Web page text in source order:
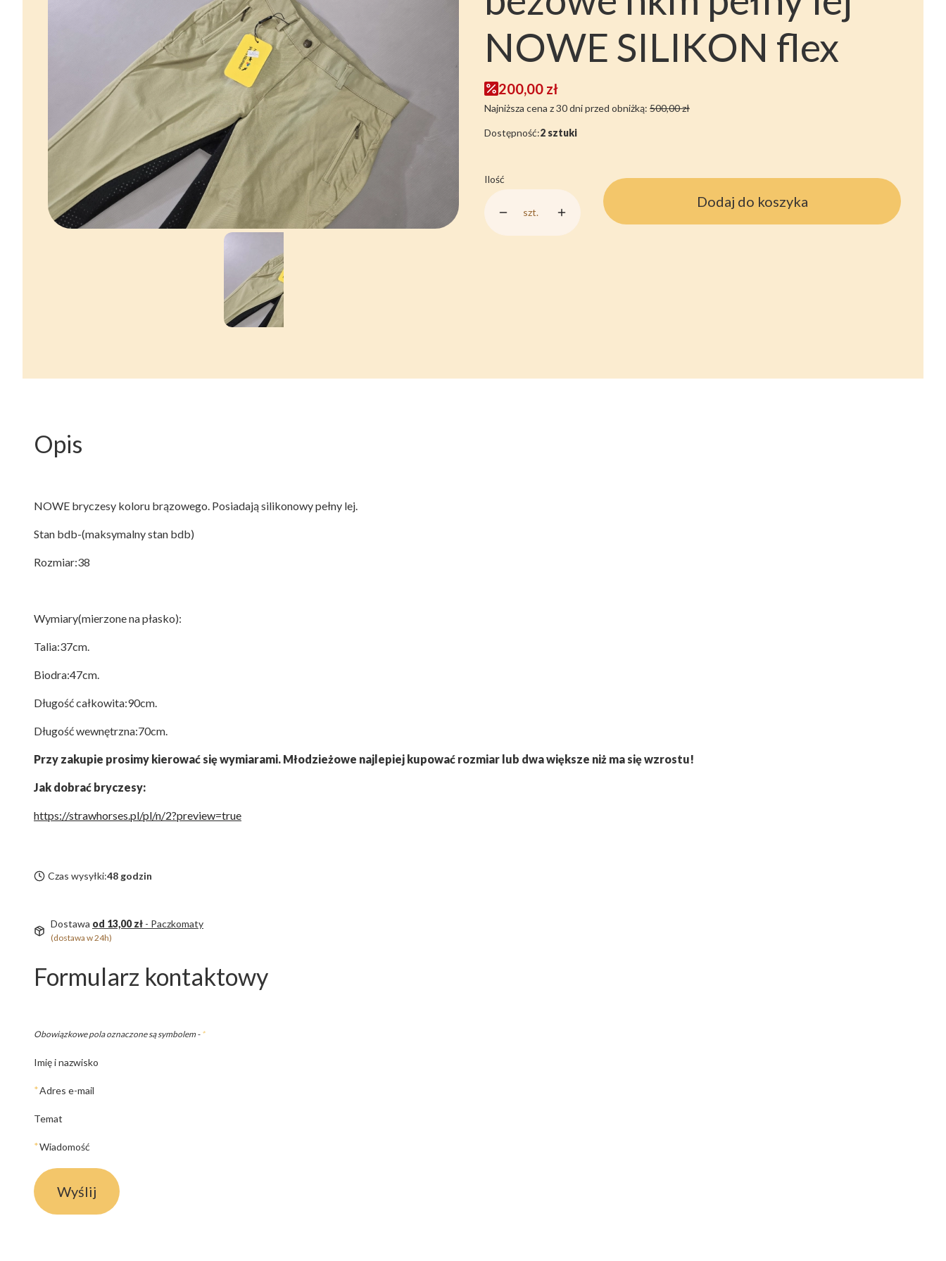
NOWE SILIKON flex
200,00 zł
Najniższa cena z 30 dni przed obniżką: 500,00 zł
Dostępność:2 sztuki
Ilość
szt.
Dodaj do koszyka
Opis
NOWE bryczesy koloru brązowego. Posiadają silikonowy pełny lej.
Stan bdb-(maksymalny stan bdb)
Rozmiar:38
Wymiary(mierzone na płasko):
Talia:37cm.
Biodra:47cm.
Długość całkowita:90cm.
Długość wewnętrzna:70cm.
Przy zakupie prosimy kierować się wymiarami. Młodzieżowe najlepiej kupować rozmiar lub dwa większe niż ma się wzrostu!
Jak dobrać bryczesy:
https://strawhorses.pl/pl/n/2?preview=true
Czas wysyłki:48 godzin
Dostawa od 13,00 zł - Paczkomaty
(dostawa w 24h)
Formularz kontaktowy
Obowiązkowe pola oznaczone są symbolem - *
Imię i nazwisko
*Adres e-mail
Temat
*Wiadomość
Wyślij